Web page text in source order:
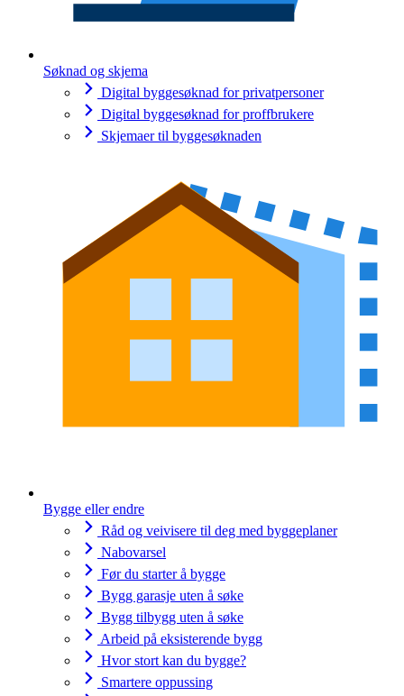
Søknad og skjema
Digital byggesøknad for privatpersoner
Digital byggesøknad for proffbrukere
Skjemaer til byggesøknaden
Bygge eller endre
Råd og veivisere til deg med byggeplaner
Nabovarsel
Før du starter å bygge
Bygg garasje uten å søke
Bygg tilbygg uten å søke
Arbeid på eksisterende bygg
Hvor stort kan du bygge?
Smartere oppussing